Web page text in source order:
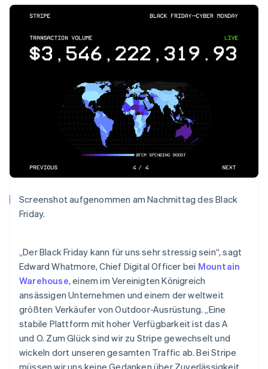
Screenshot aufgenommen am Nachmittag des Black
Friday.
„Der Black Friday kann für uns sehr stressig sein“, sagt
Edward Whatmore, Chief Digital Officer bei Mountain
Warehouse, einem im Vereinigten Königreich
ansässigen Unternehmen und einem der weltweit
größten Verkäufer von Outdoor-Ausrüstung. „Eine
stabile Plattform mit hoher Verfügbarkeit ist das A
und O. Zum Glück sind wir zu Stripe gewechselt und
wickeln dort unseren gesamten Traffic ab. Bei Stripe
müssen wir uns keine Gedanken über Zuverlässigkeit
Australien
Français DeutschEnglish
English
English
DeutschEnglish
English
Finnland
EnglishSvenska
Frankreich
FrançaisEnglish
Gibraltar
English
Griechenland
English
Indien